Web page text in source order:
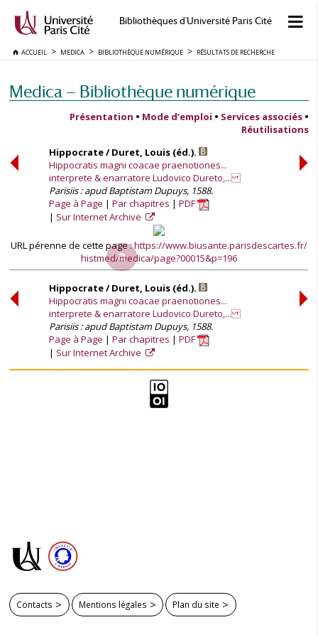
Bibliothèques d'Université Paris Cité
ACCUEIL MEDICA BIBLIOTHÈQUE NUMÉRIQUE RÉSULTATS DE RECHERCHE
Medica — Bibliothèque numérique
Présentation • Mode d’emploi • Services associés •
Réutilisations
Hippocrate / Duret, Louis (éd.).
Hippocratis magni coacae praenotiones...
interprete & enarratore Ludovico Dureto,...
Parisiis : apud Baptistam Dupuys, 1588.
Page à Page
Par chapitres
PDF
Sur Internet Archive
URL pérenne de cette page :https://www.biusante.parisdescartes.fr/
histmed/medica/page?00015&p=196
Hippocrate / Duret, Louis (éd.).
Hippocratis magni coacae praenotiones...
interprete & enarratore Ludovico Dureto,...
Parisiis : apud Baptistam Dupuys, 1588.
Page à Page
Par chapitres
PDF
Sur Internet Archive
Contacts Mentions légales Plan du site